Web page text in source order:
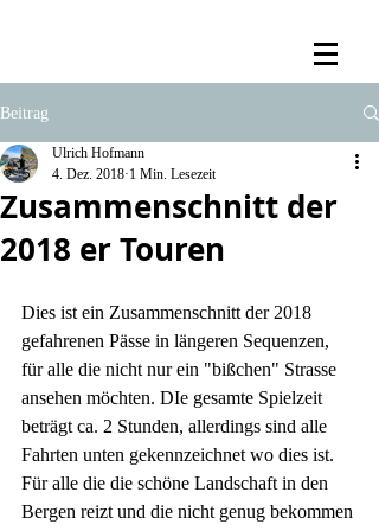
Beitrag
Zusammenschnitt der
2018 er Touren
Ulrich Hofmann
4. Dez. 2018 1 Min. Lesezeit
Dies ist ein Zusammenschnitt der 2018
gefahrenen Pässe in längeren Sequenzen,
für alle die nicht nur ein "bißchen" Strasse
ansehen möchten. DIe gesamte Spielzeit
beträgt ca. 2 Stunden, allerdings sind alle
Fahrten unten gekennzeichnet wo dies ist.
Für alle die die schöne Landschaft in den
Bergen reizt und die nicht genug bekommen